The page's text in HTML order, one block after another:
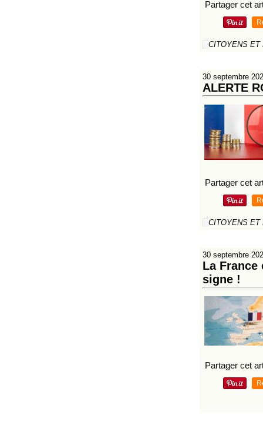
Partager cet
CITOYENS ET
30 septembre
ALERTE
Partager cet
CITOYENS ET
30 septembre
La France
signe !
Partager cet